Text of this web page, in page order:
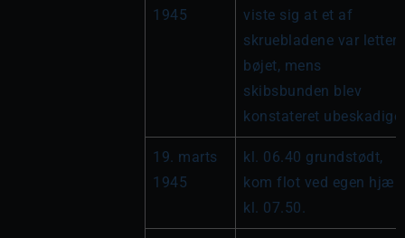
1945
viste sig at et af
skruebladene var lettere
bøjet, mens
skibsbunden blev
konstateret
19. marts
1945
kl. 06.40 grundstødt,
kom flot ved egen
kl. 07.50.